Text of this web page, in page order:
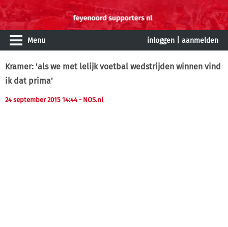
Menu inloggen aanmelden
Kramer: 'als we met lelijk voetbal wedstrijden winnen vind
ik dat prima'
24 september 2015 14:44 - NOS.nl